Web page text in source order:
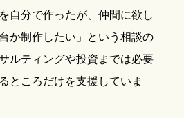
自分で作ったが、仲間に欲し
か制作したい」という相談の
ルティングや投資までは必要
ところだけを支援していま